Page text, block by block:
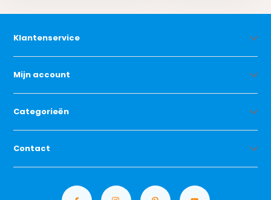
Klantenservice
Mijn account
Categorieën
Contact